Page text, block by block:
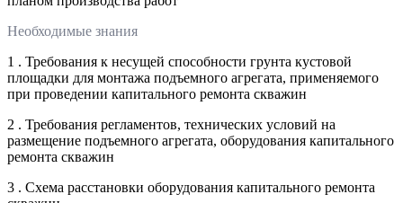
Необходимые знания
1 . Требования к несущей способности грунта кустовой
площадки для монтажа подъемного агрегата, применяемого
при проведении капитального ремонта скважин
2 . Требования регламентов, технических условий на
размещение подъемного агрегата, оборудования капитального
ремонта скважин
3 . Схема расстановки оборудования капитального ремонта